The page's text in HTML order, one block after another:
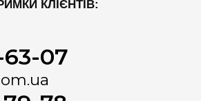
КЛІЄНТІВ:
63-07